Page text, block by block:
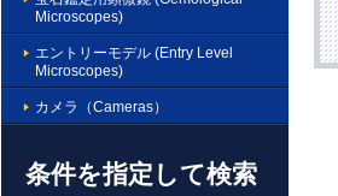
Microscopes)
エントリーモデル (Entry Level
Microscopes)
カメラ（Cameras）
条件を指定して検索